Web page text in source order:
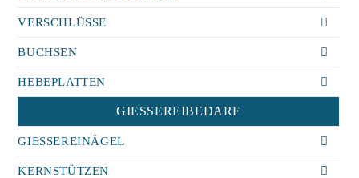
VERSCHLÜSSE
BUCHSEN
HEBEPLATTEN
GIESSEREIBEDARF
GIESSEREINÄGEL
KERNSTÜTZEN